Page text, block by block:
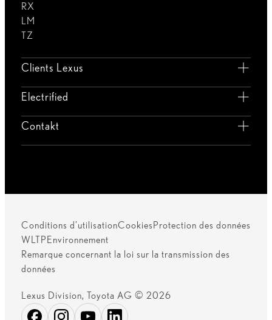
RX
LM
TZ
Clients Lexus
Electrified
Contakt
Conditions d’utilisationCookies Protection des données
WLTP Environnement
Remarque concernant la loi sur la transmission des
données
Lexus Division, Toyota AG © 2026